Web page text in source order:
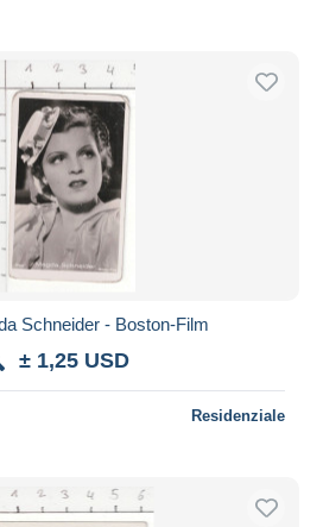
Schneider - Boston-Film
± 1,25 USD
Residenziale